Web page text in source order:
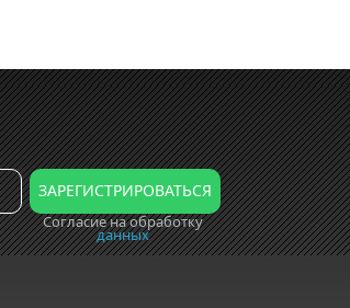
Согласие на обработку
данных